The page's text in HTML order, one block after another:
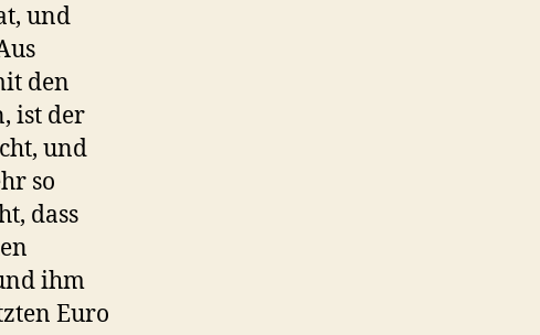
und
den
ist der
und
so
dass
ihm
Euro